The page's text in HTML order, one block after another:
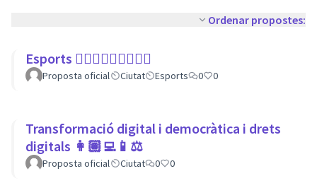
Ordenar propostes:
Esports 🏃🏾‍♀⛹🏼‍♀🏄🏼‍♂
Proposta oficial Ciutat Esports 0 0
Transformació digital i democràtica i drets
digitals 👩🏽‍💻📱⚖
Proposta oficial Ciutat 0 0